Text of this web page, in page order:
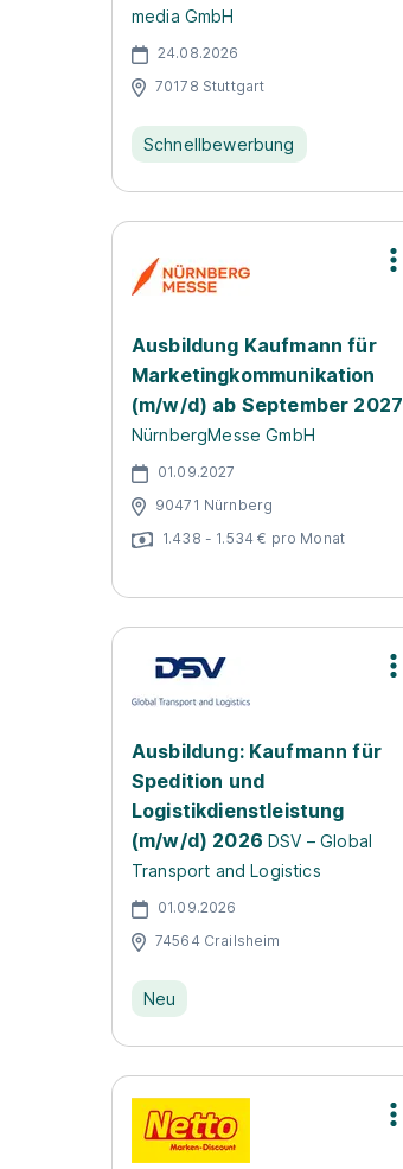
media GmbH
24.08.2026
70178 Stuttgart
Schnellbewerbung
Ausbildung Kaufmann für
Marketingkommunikation
(m/w/d) ab September 2027
NürnbergMesse GmbH
01.09.2027
90471 Nürnberg
1.438 - 1.534 € pro Monat
Ausbildung: Kaufmann für
Spedition und
Logistikdienstleistung
(m/w/d) 2026 DSV – Global
Transport and Logistics
01.09.2026
74564 Crailsheim
Neu